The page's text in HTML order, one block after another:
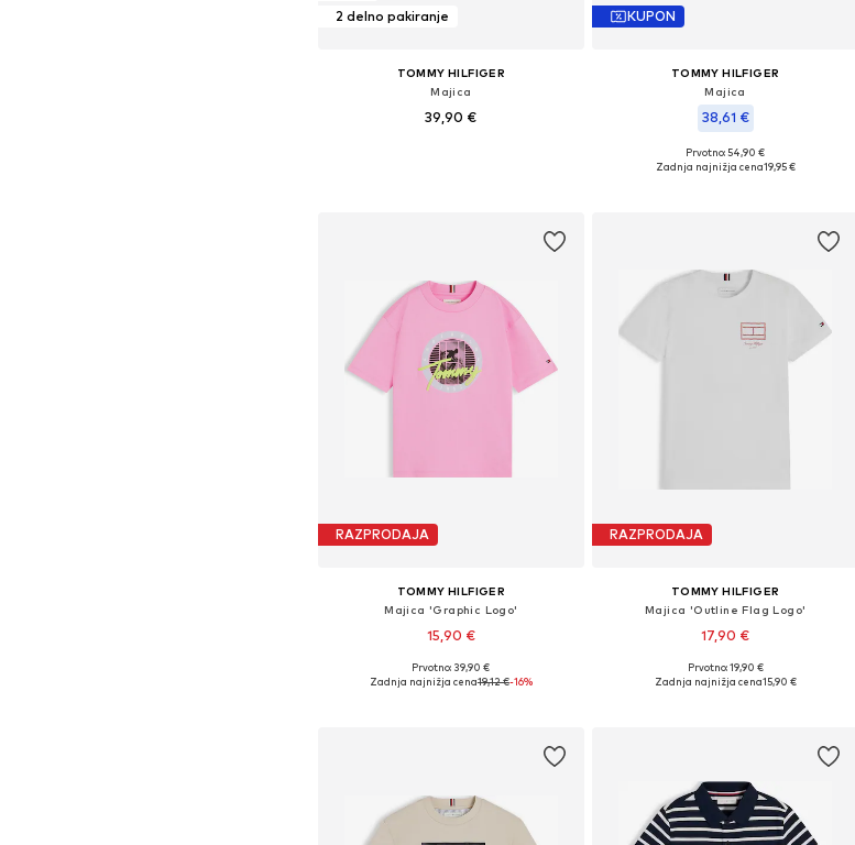
2 delno pakiranje
TOMMY HILFIGER
Majica
39,90 €
KUPON
TOMMY HILFIGER
Majica
38,61 €
Razpoložljive velikosti: 170-176
Prvotno: 54,90 €
Zadnja najnižja cena19,95 €
RAZPRODAJA
TOMMY HILFIGER
Majica 'Graphic Logo'
15,90 €
Razpoložljive velikosti: 110, 116, 176
Prvotno: 39,90 €
Zadnja najnižja cena19,12 €-16%
RAZPRODAJA
TOMMY HILFIGER
Majica 'Outline Flag Logo'
17,90 €
Na voljo v različnih velikostih
Prvotno: 19,90 €
Zadnja najnižja cena15,90 €